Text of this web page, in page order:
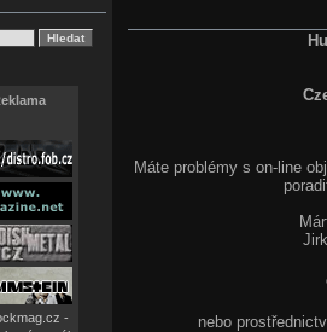
Máte problémy s on-line
nebo